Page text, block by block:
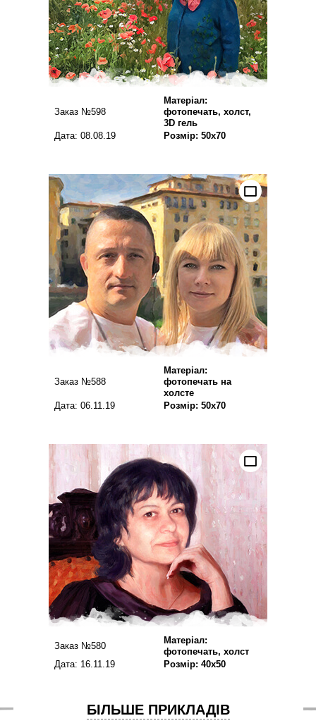
Заказ №598
Матеріал:
фотопечать, холст,
3D гель
Дата: 08.08.19
Розмір: 50х70
Заказ №588
Матеріал:
фотопечать на
холсте
Дата: 06.11.19
Розмір: 50х70
Заказ №580
Матеріал:
фотопечать, холст
Дата: 16.11.19
Розмір: 40х50
БІЛЬШЕ ПРИКЛАДІВ